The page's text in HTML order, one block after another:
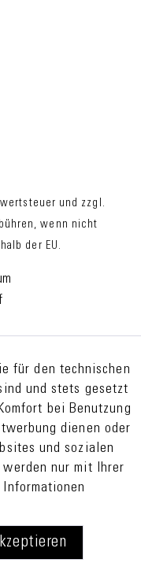
und zzgl.
wenn nicht
der EU.
für den technischen
und stets gesetzt
bei Benutzung
dienen oder
und sozialen
nur mit Ihrer
Informationen